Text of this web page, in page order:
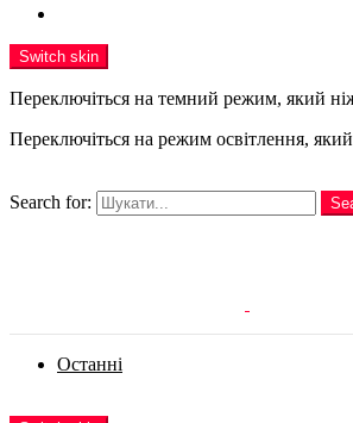
Switch skin
Переключіться на темний режим, який
Переключіться на режим освітлення,
Search for:
Останні